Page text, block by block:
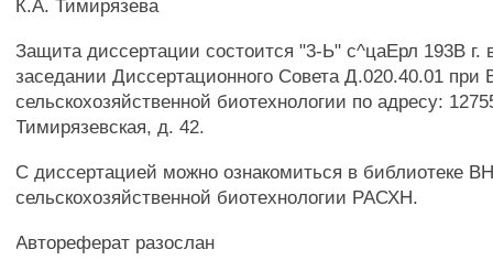
К.А. Тимирязева
Защита диссертации состоится "3-Ь" с^цаЕрл 193В г.
заседании Диссертационного Совета Д.020.40.01
сельскохозяйственной биотехнологии по адресу:
Тимирязевская, д. 42.
С диссертацией можно ознакомиться в библиотеке
сельскохозяйственной биотехнологии РАСХН.
Автореферат разослан